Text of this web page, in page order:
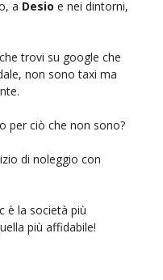
a Desio e nei dintorni,
trovi su google che
non sono taxi ma
per ciò che non sono?
di noleggio con
è la società più
più affidabile!